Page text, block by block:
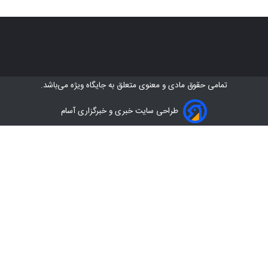
تمامی حقوق مادی و معنوی متعلق بهجایگاه ویژهمی‌باشد.
طراحی سایت خبری و خبرگزاری آسام